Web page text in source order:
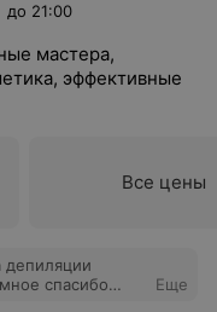
до 21:00
мастера,
эффективные
Все цены
депиляции
спасибо
Еще